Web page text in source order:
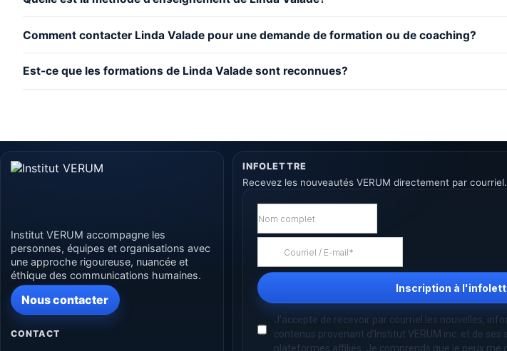
Comment contacter Linda Valade pour une demande de formation ou de coaching?
Est-ce que les formations de Linda Valade sont reconnues?
Institut VERUM accompagne les
personnes, équipes et organisations avec
une approche rigoureuse, nuancée et
éthique des communications humaines.
Nous contacter
CONTACT
INFOLETTRE
Recevez les nouveautés VERUM directement par courriel.